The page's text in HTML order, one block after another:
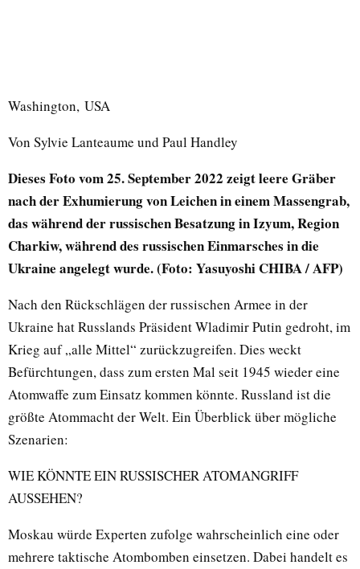
Washington, USA
Von Sylvie Lanteaume und Paul Handley
Dieses Foto vom 25. September 2022 zeigt leere Gräber
nach der Exhumierung von Leichen in einem Massengrab,
das während der russischen Besatzung in Izyum, Region
Charkiw, während des russischen Einmarsches in die
Ukraine angelegt wurde. (Foto: Yasuyoshi CHIBA / AFP)
Nach den Rückschlägen der russischen Armee in der
Ukraine hat Russlands Präsident Wladimir Putin gedroht, im
Krieg auf „alle Mittel“ zurückzugreifen. Dies weckt
Befürchtungen, dass zum ersten Mal seit 1945 wieder eine
Atomwaffe zum Einsatz kommen könnte. Russland ist die
größte Atommacht der Welt. Ein Überblick über mögliche
Szenarien:
WIE KÖNNTE EIN RUSSISCHER ATOMANGRIFF
AUSSEHEN?
Moskau würde Experten zufolge wahrscheinlich eine oder
mehrere taktische Atombomben einsetzen. Dabei handelt es